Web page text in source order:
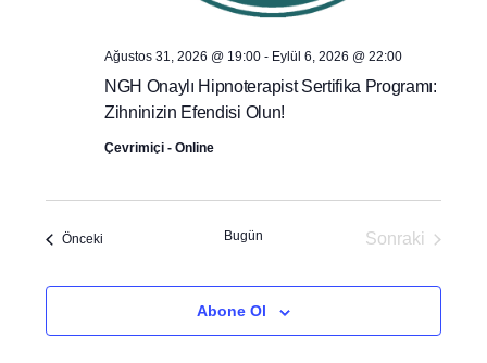
NGH Onaylı Hipnoterapist Sertifika Programı:
Zihninizin Efendisi Olun!
Ağustos 31, 2026 @ 19:00- Eylül 6, 2026 @ 22:00
Çevrimiçi - Online
ÖncekiEtkinlikler Bugün
Sonraki
Abone Ol